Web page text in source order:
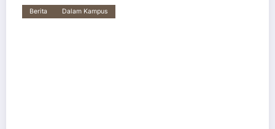
Berita Dalam Kampus